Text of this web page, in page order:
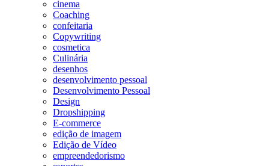
cinema
Coaching
confeitaria
Copywriting
cosmetica
Culinária
desenhos
desenvolvimento pessoal
Desenvolvimento Pessoal
Design
Dropshipping
E-commerce
edição de imagem
Edição de Vídeo
empreendedorismo